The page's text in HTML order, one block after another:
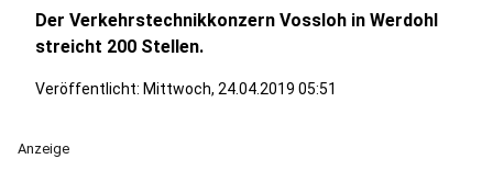
Der Verkehrstechnikkonzern Vossloh in Werdohl
streicht 200 Stellen.
Veröffentlicht: Mittwoch, 24.04.2019 05:51
Anzeige